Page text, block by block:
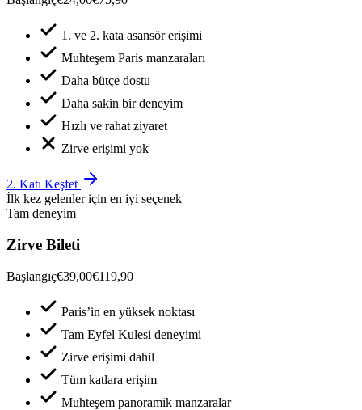
1. ve 2. kata asansör erişimi
Muhteşem Paris manzaraları
Daha bütçe dostu
Daha sakin bir deneyim
Hızlı ve rahat ziyaret
Zirve erişimi yok
2. Katı Keşfet
İlk kez gelenler için en iyi seçenek
Tam deneyim
Zirve Bileti
Başlangıç€39,00€119,90
Paris’in en yüksek noktası
Tam Eyfel Kulesi deneyimi
Zirve erişimi dahil
Tüm katlara erişim
Muhteşem panoramik manzaralar